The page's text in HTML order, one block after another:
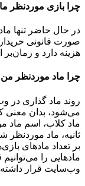
چرا بازی موردنظر
در حال حاضر تنها
صورت قانونی
هزینه دارد و
چرا ماد موردنظر
روند ماد گذاری در
می‌شود، بدان
ماد کلاب، اسم ماد
ثانیه، ماد موردنظر
بر تعداد مادهای
مادهایی را
وب‌سایت قرار داشته